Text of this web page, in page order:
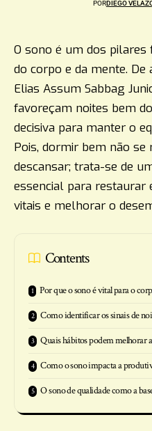
PORDIEGO
O sono é um dos pilares
do corpo e da mente.
Elias Assum Sabbag
favoreçam noites bem
decisiva para manter o
Pois, dormir bem não se
descansar; trata-se de
essencial para restaurar
vitais e melhorar o
Contents
Por que o sono é vital para o
Como identificar os sinais de
Quais hábitos podem melhorar
Como o sono impacta a
O sono de qualidade como a